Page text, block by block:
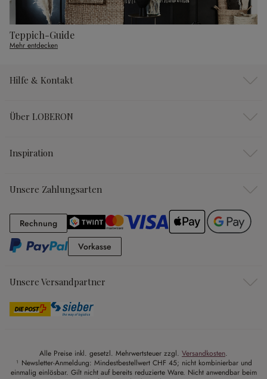
Teppich-Guide
Mehr entdecken
Hilfe & Kontakt
Über LOBERON
Inspiration
Unsere Zahlungsarten
RechnungRechnung
Vorkasse
Unsere Versandpartner
Alle Preise inkl. gesetzl. Mehrwertsteuer zzgl. Versandkosten.
¹ Newsletter-Anmeldung: Mindestbestellwert CHF 45; nicht kombinierbar und
einmalig einlösbar. Gilt nicht auf bereits reduzierte Ware. Nicht anwendbar beim